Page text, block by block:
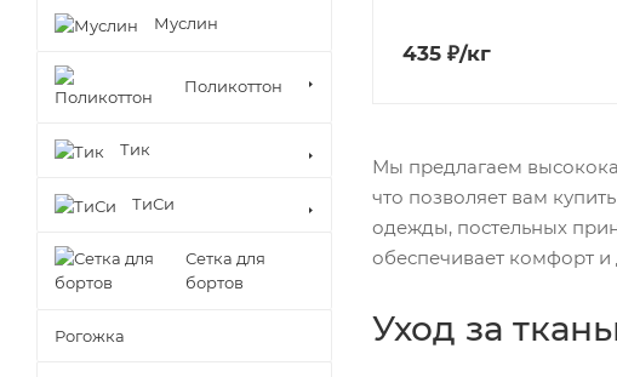
435 ₽/кг
Мы предлагаем
что позволяет вам
одежды, постельных
обеспечивает комфорт и
Уход за
Муслин
Поликоттон
Тик
ТиСи
Сетка для
бортов
Рогожка